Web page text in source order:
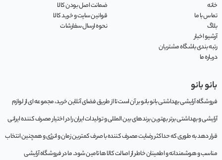
خانه
تماس با ما
بلاگ
آرشیو اخبار
رتبه بندی باشگاه مشتریان
درباره ما
ضمانت اصل بودن کالا
قوانین سایت و خرید کالا
نحوه ارسال سفارشات
بانو بانو
فروشگاه آرایشی بهداشتی بانو بانو بر آن است تا از طریق فضای آنلاین خرید، مجموعه‌ ای از لوازم
آرایشی و بهداشتی برتر بهترین برندهای بین المللی و تولیدات ایران را در اختیار مصرف کننده ایرانی
قرار دهد به طوری که حداکثر رضایت مصرف کننده با صرف کمترین زمان و انرژی و همچنین انتخاب
مناسب و هوشمندانه و اطمینان خاطر از اصالت کالا ها تامین شود. ما در فروشگاه آرایشی